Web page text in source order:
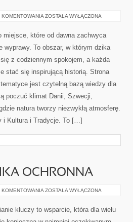
RODZINNE
ZOSTAŁA WYŁĄCZONA
miejsce, które od dawna zachwyca
wyprawy. To obszar, w którym dzika
z codziennym spokojem, a każda
stać się inspirującą historią. Strona
jest czytelną bazą wiedzy dla
poczuć klimat Danii, Szwecji,
natura tworzy niezwykłą atmosferę.
i Kultura i Tradycje. To […]
OCHRONNA
IMMOBILIZERY
OCHRONNA
ZOSTAŁA WYŁĄCZONA
kluczy to wsparcie, która dla wielu